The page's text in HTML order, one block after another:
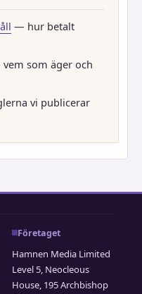
— hur betalt
som äger och
vi publicerar
Företaget
Hamnen Media Limited
Level 5, Neocleous
House, 195 Archbishop